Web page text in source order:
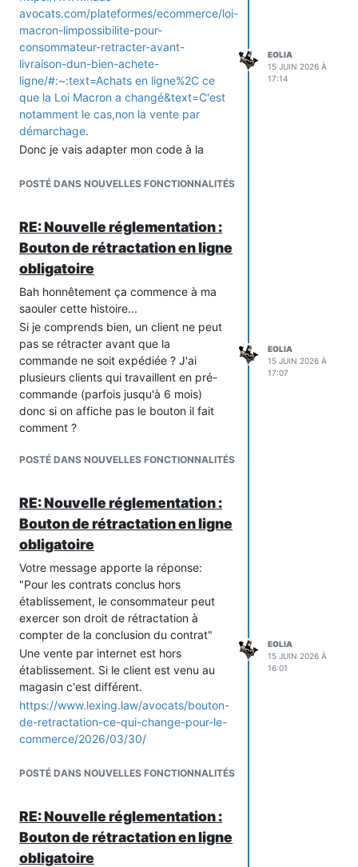
avocats.com/plateformes/ecommerce/loi-
macron-limpossibilite-pour-
consommateur-retracter-avant-
livraison-dun-bien-achete-
ligne/#:~:text=Achats en ligne%2C ce
que la Loi Macron a changé&text=C'est
notamment le cas,non la vente par
démarchage.
Donc je vais adapter mon code à la
produits sont virtuels ou physiques.
POSTÉ DANS NOUVELLES FONCTIONNALITÉS
EOLIA
15 JUIN 2026 À
17:14
RE: Nouvelle réglementation :
Bouton de rétractation en ligne
obligatoire
Bah honnêtement ça commence à ma
saouler cette histoire...
Si je comprends bien, un client ne peut
pas se rétracter avant que la
commande ne soit expédiée ? J'ai
plusieurs clients qui travaillent en pré-
commande (parfois jusqu'à 6 mois)
donc si on affiche pas le bouton il fait
comment ?
POSTÉ DANS NOUVELLES FONCTIONNALITÉS
EOLIA
15 JUIN 2026 À
17:07
RE: Nouvelle réglementation :
Bouton de rétractation en ligne
obligatoire
Votre message apporte la réponse:
"Pour les contrats conclus hors
établissement, le consommateur peut
exercer son droit de rétractation à
compter de la conclusion du contrat"
Une vente par internet est hors
établissement. Si le client est venu au
magasin c'est différent.
https://www.lexing.law/avocats/bouton-
de-retractation-ce-qui-change-pour-le-
commerce/2026/03/30/
creation.fr/encyclopedie/droit-
POSTÉ DANS NOUVELLES FONCTIONNALITÉS
EOLIA
15 JUIN 2026 À
16:01
RE: Nouvelle réglementation :
Bouton de rétractation en ligne
obligatoire